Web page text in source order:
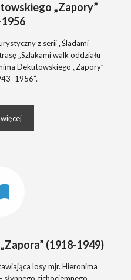
„Zapory”
z serii „Śladami
„Szlakami walk oddziału
Dekutowskiego „Zapory”
(1918-1949)
losy mjr. Hieronima